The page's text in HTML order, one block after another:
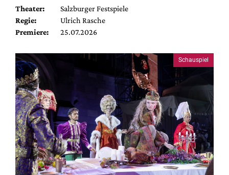
Theater:
Salzburger Festspiele
Regie:
Ulrich Rasche
Premiere:
25.07.2026
Schauspiel